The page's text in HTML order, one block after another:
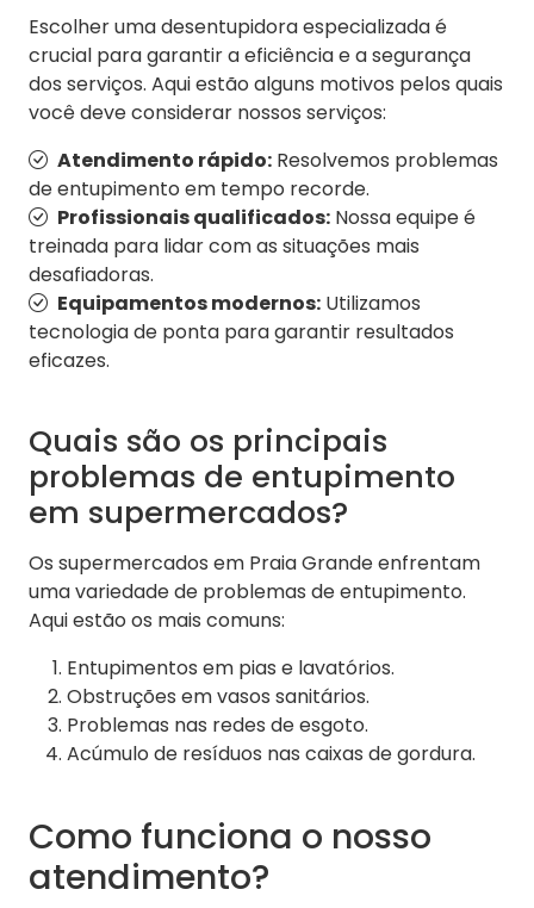
Escolher uma desentupidora especializada é
crucial para garantir a eficiência e a segurança
dos serviços. Aqui estão alguns motivos pelos quais
você deve considerar nossos serviços:
Atendimento rápido: Resolvemos problemas
de entupimento em tempo recorde.
Profissionais qualificados: Nossa equipe é
treinada para lidar com as situações mais
desafiadoras.
Equipamentos modernos: Utilizamos
tecnologia de ponta para garantir resultados
eficazes.
Quais são os principais
problemas de entupimento
em supermercados?
Os supermercados em Praia Grande enfrentam
uma variedade de problemas de entupimento.
Aqui estão os mais comuns:
Entupimentos em pias e lavatórios.
Obstruções em vasos sanitários.
Problemas nas redes de esgoto.
Acúmulo de resíduos nas caixas de gordura.
Como funciona o nosso
atendimento?